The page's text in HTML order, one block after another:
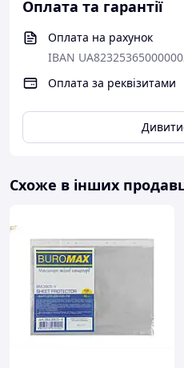
Оплата та гарантії
Оплата на рахунок
IBAN
Оплата за реквізитами
Схоже в інших